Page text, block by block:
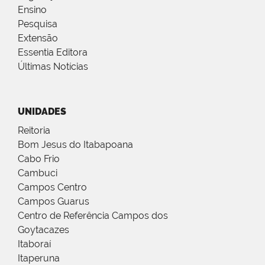
Ensino
Pesquisa
Extensão
Essentia Editora
Últimas Notícias
UNIDADES
Reitoria
Bom Jesus do Itabapoana
Cabo Frio
Cambuci
Campos Centro
Campos Guarus
Centro de Referência Campos dos
Goytacazes
Itaboraí
Itaperuna